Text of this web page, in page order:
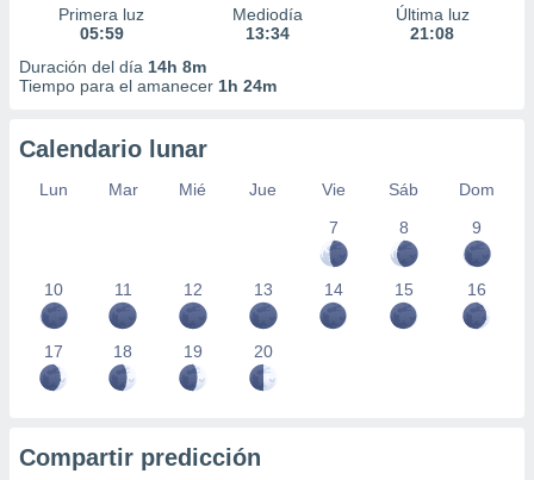
Primera luz
05:59
Mediodía
13:34
Última luz
21:08
Duración del día 14h 8m
Tiempo para el amanecer 1h 24m
Calendario lunar
Lun Mar Mié Jue Vie Sáb
Dom
7
8 9
10 11 12 13 14 15 16
17 18 19 20
Compartir predicción